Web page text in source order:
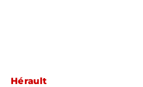
Hérault